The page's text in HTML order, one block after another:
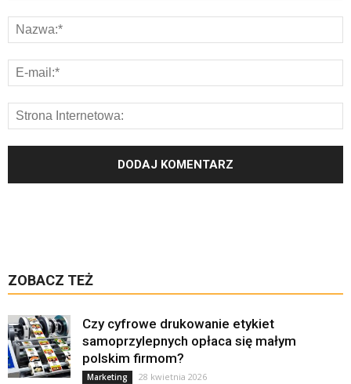
ZOBACZ TEŻ
Czy cyfrowe drukowanie etykiet
samoprzylepnych opłaca się małym
polskim firmom?
Marketing 28 kwietnia 2026